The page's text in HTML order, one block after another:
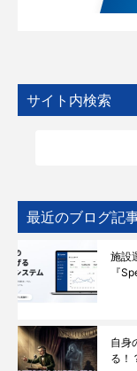
サイト内検索
最近のブログ記
施設
『
自身
る！